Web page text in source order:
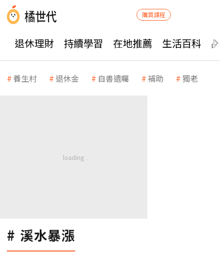
購買課程
退休理財 持續學習 在地推薦 生活百科
養生村 退休金 自書遺囑 補助 獨老
溪水暴漲